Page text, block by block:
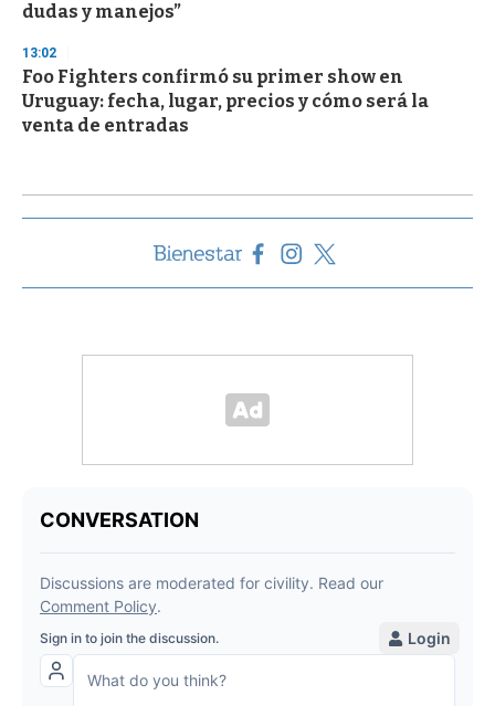
dudas y manejos”
13:02
Foo Fighters confirmó su primer show en
Uruguay: fecha, lugar, precios y cómo será la
venta de entradas